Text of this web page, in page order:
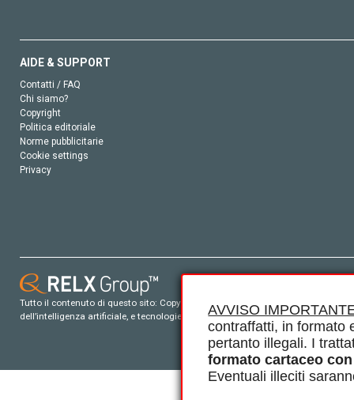
AVVISO
contraffatti, in formato
pertanto illegali. I
formato cartaceo
Eventuali illeciti
AIDE & SUPPORT
Contatti / FAQ
Chi siamo?
Copyright
Politica editoriale
Norme pubblicitarie
Cookie settings
Privacy
Tutto il contenuto di questo sito: Copyright © 2026 Elsevier, i suoi
dell’intelligenza artificiale, e tecnologie simili. Per tutto il contenuto ‘open